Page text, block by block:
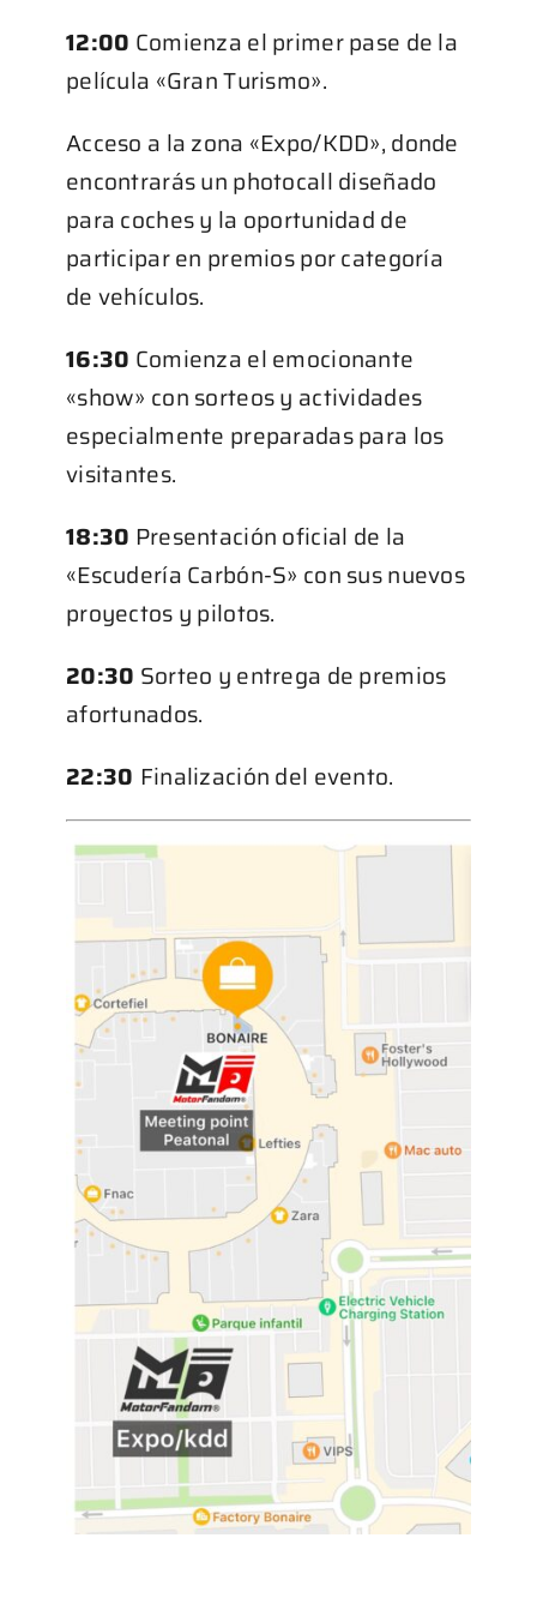
12:00 Comienza el primer pase de la
película «Gran Turismo».
Acceso a la zona «Expo/KDD», donde
encontrarás un photocall diseñado
para coches y la oportunidad de
participar en premios por categoría
de vehículos.
16:30 Comienza el emocionante
«show» con sorteos y actividades
especialmente preparadas para los
visitantes.
18:30 Presentación oficial de la
«Escudería Carbón-S» con sus nuevos
proyectos y pilotos.
20:30 Sorteo y entrega de premios
afortunados.
22:30 Finalización del evento.